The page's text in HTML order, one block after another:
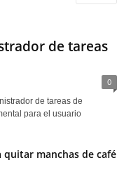
de tareas
0
de tareas de
para el usuario
quitar manchas de café